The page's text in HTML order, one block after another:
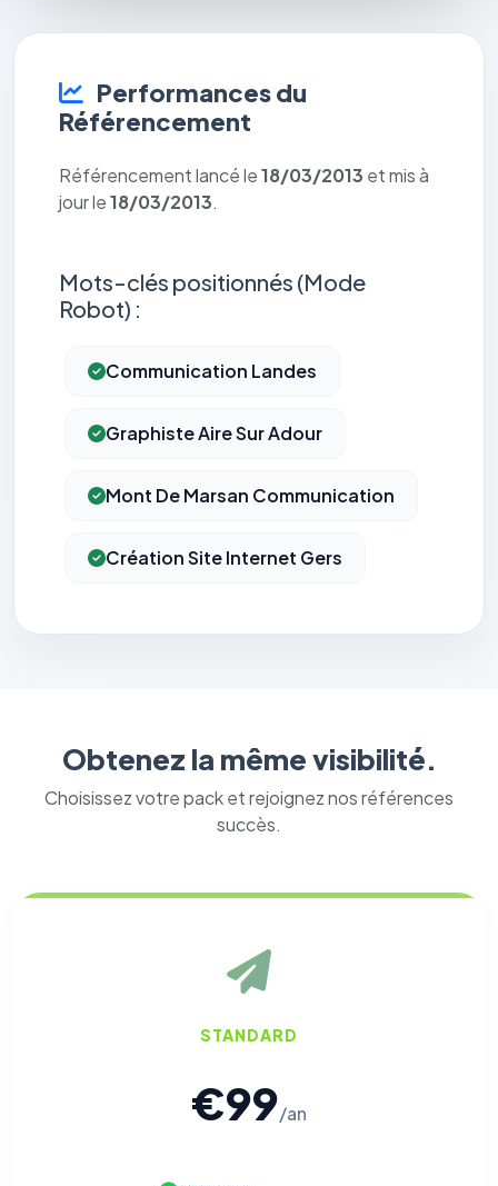
Performances du
Référencement
Référencement lancé le18/03/2013 et mis à
jour le18/03/2013.
Mots-clés positionnés (Mode
Robot) :
Communication Landes
Graphiste Aire Sur Adour
Mont De Marsan Communication
Création Site Internet Gers
Obtenez la même visibilité.
Choisissez votre pack et rejoignez nos références
succès.
STANDARD
€99/an